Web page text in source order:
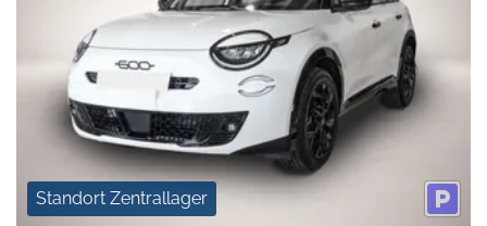
Standort Zentrallager